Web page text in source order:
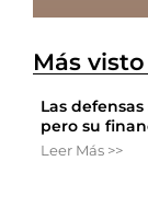
Más visto
Las
pero su
Leer Más >>